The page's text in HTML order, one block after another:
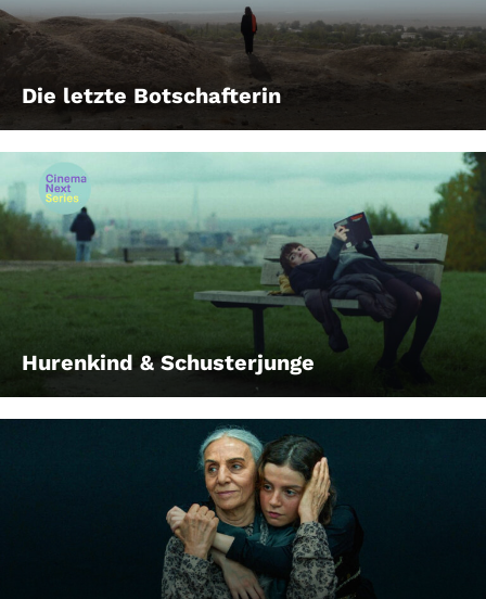
Die letzte Botschafterin
Hurenkind & Schusterjunge